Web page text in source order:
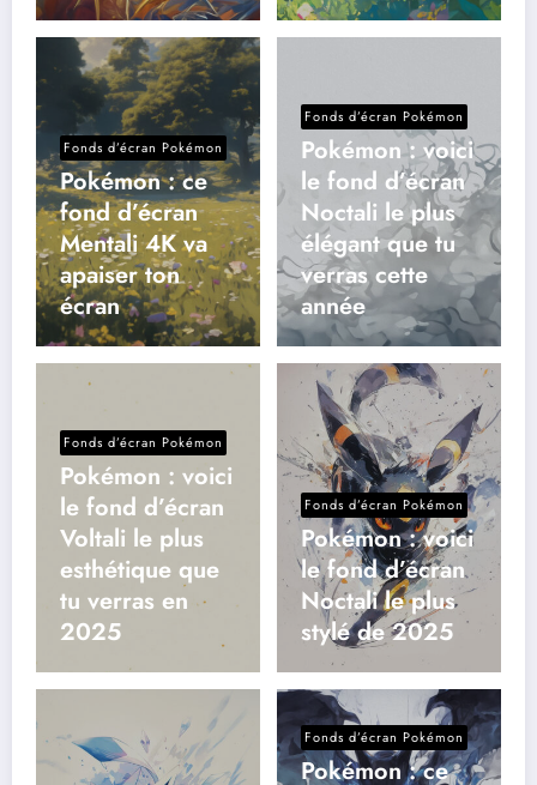
Fonds d’écran Pokémon
Pokémon : ce
fond d’écran
Mentali 4K va
apaiser ton
écran
Fonds d’écran Pokémon
Pokémon : voici
le fond d’écran
Noctali le plus
élégant que tu
verras cette
année
Fonds d’écran Pokémon
Pokémon : voici
le fond d’écran
Voltali le plus
esthétique que
tu verras en
2025
Fonds d’écran Pokémon
Pokémon : voici
le fond d’écran
Noctali le plus
stylé de 2025
Fonds d’écran Pokémon
Pokémon : ce